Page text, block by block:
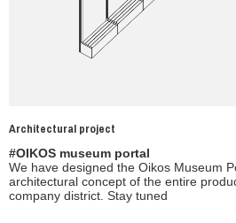
Architectural project
#OIKOS museum portal
We have designed the Oikos Museum
architectural concept of the entire
company district. Stay tuned